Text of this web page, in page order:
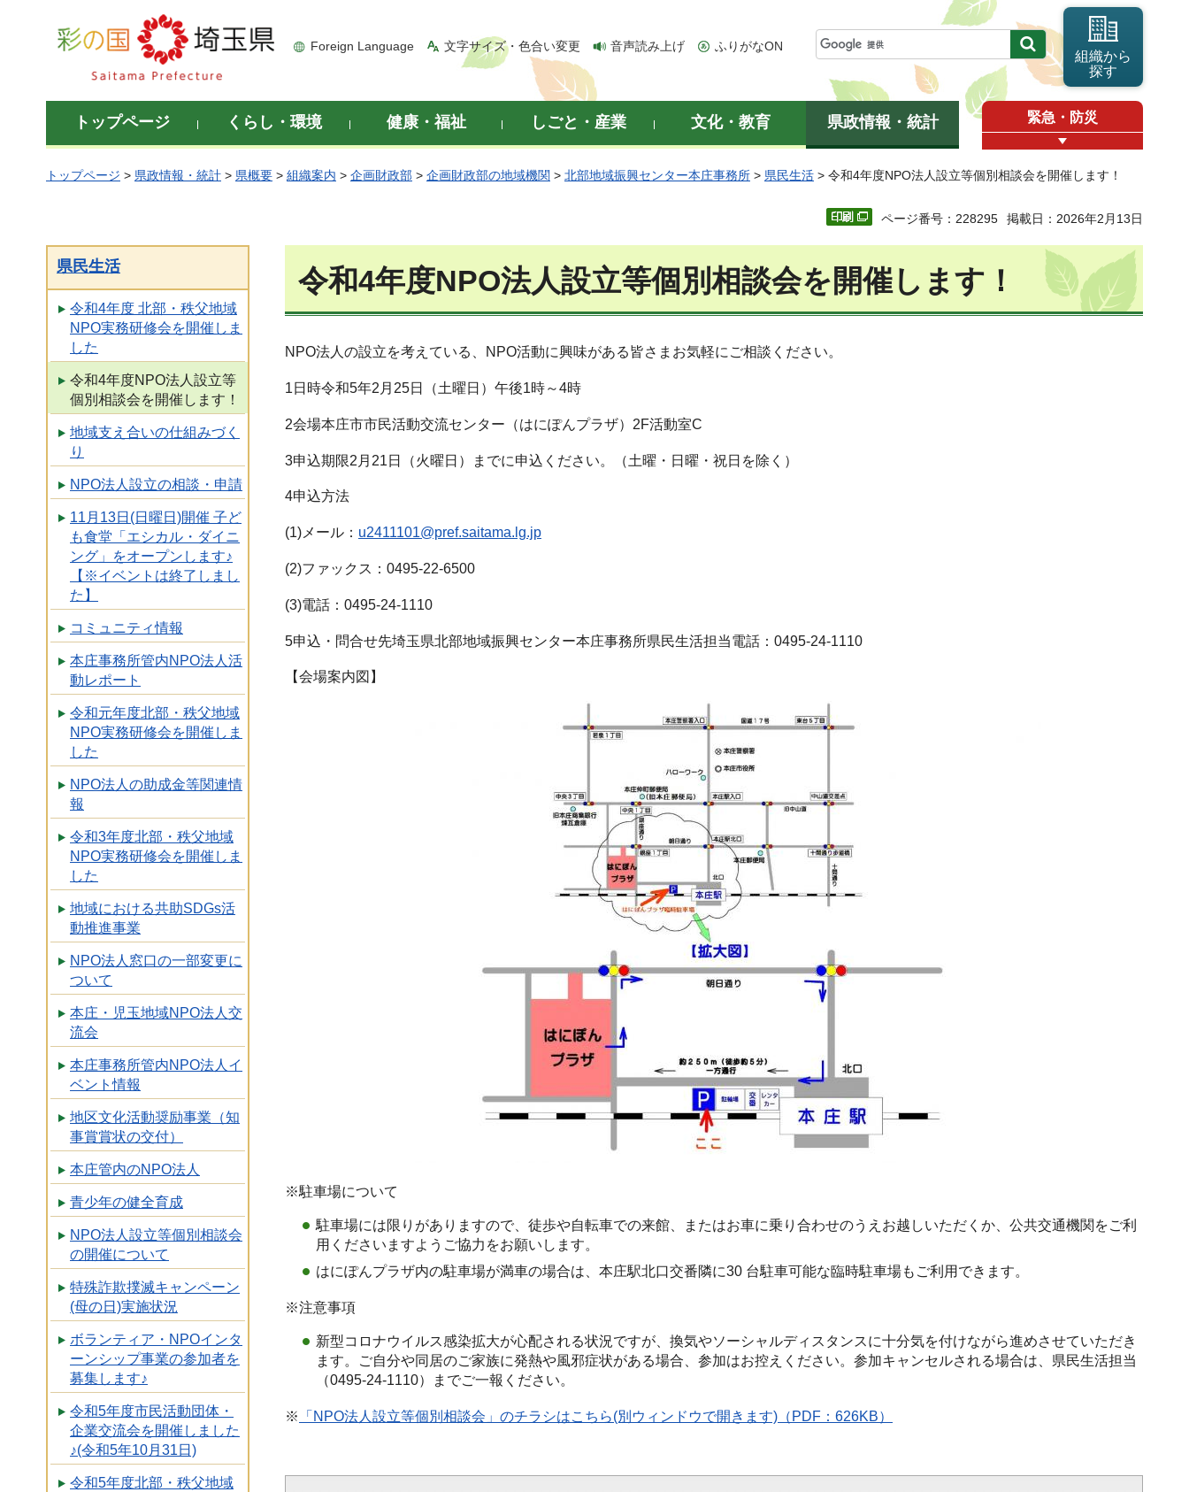
彩の国 埼玉県
Foreign Language 文字サイズ・色合い変更 音声読み上げ ふりがなON
組織から
探す
トップページ くらし・環境 健康・福祉 しごと・産業 文化・教育 県政情報・統計 緊急・防災
トップページ > 県政情報・統計 > 県概要 > 組織案内 > 企画財政部 > 企画財政部の地域機関 > 北部地域振興センター本庄事務所 > 県民生活 > 令和4年度NPO法人設立等個別相談会を開催します！
ページ番号：228295 掲載日：2026年2月13日
県民生活
令和4年度 北部・秩父地域
NPO実務研修会を開催しま
した
令和4年度NPO法人設立等
個別相談会を開催します！
地域支え合いの仕組みづく
り
NPO法人設立の相談・申請
11月13日(日曜日)開催 子ど
も食堂「エシカル・ダイニ
ング」をオープンします♪
【※イベントは終了しまし
た】
コミュニティ情報
本庄事務所管内NPO法人活
動レポート
令和元年度北部・秩父地域
NPO実務研修会を開催しま
した
NPO法人の助成金等関連情
報
令和3年度北部・秩父地域
NPO実務研修会を開催しま
した
地域における共助SDGs活
動推進事業
NPO法人窓口の一部変更に
ついて
本庄・児玉地域NPO法人交
流会
本庄事務所管内NPO法人イ
ベント情報
地区文化活動奨励事業（知
事賞賞状の交付）
本庄管内のNPO法人
青少年の健全育成
NPO法人設立等個別相談会
の開催について
特殊詐欺撲滅キャンペーン
(母の日)実施状況
ボランティア・NPOインタ
ーンシップ事業の参加者を
募集します♪
令和5年度市民活動団体・
企業交流会を開催しました
♪(令和5年10月31日)
令和5年度北部・秩父地域
令和4年度NPO法人設立等個別相談会を開催します！
NPO法人の設立を考えている、NPO活動に興味がある皆さまお気軽にご相談ください。
1日時令和5年2月25日（土曜日）午後1時～4時
2会場本庄市市民活動交流センター（はにぽんプラザ）2F活動室C
3申込期限2月21日（火曜日）までに申込ください。（土曜・日曜・祝日を除く）
4申込方法
(1)メール： u2411101@pref.saitama.lg.jp
(2)ファックス：0495-22-6500
(3)電話：0495-24-1110
5申込・問合せ先埼玉県北部地域振興センター本庄事務所県民生活担当電話：0495-24-1110
【会場案内図】
※駐車場について
駐車場には限りがありますので、徒歩や自転車での来館、またはお車に乗り合わせのうえお越しいただくか、公共交通機関をご利
用くださいますようご協力をお願いします。
はにぽんプラザ内の駐車場が満車の場合は、本庄駅北口交番隣に30 台駐車可能な臨時駐車場もご利用できます。
※注意事項
新型コロナウイルス感染拡大が心配される状況ですが、換気やソーシャルディスタンスに十分気を付けながら進めさせていただき
ます。ご自分や同居のご家族に発熱や風邪症状がある場合、参加はお控えください。参加キャンセルされる場合は、県民生活担当
（0495-24-1110）までご一報ください。
※ 「NPO法人設立等個別相談会」のチラシはこちら(別ウィンドウで開きます)（PDF：626KB）